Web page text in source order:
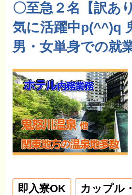
〇至急２名【訳あ
気に活躍中p(^^)q
男・女単身での就
即入寮OK カップル